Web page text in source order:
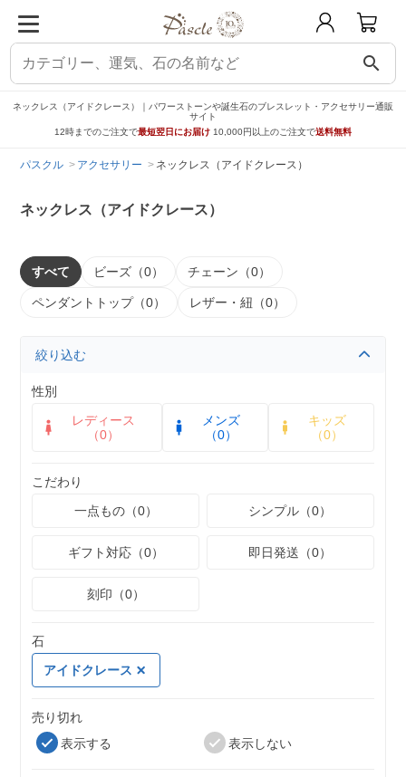
search
ネックレス（アイドクレース）｜パワーストーンや誕生石のブレスレット・アクセサリー通販
サイト
12時までのご注文で最短翌日にお届け 10,000円以上のご注文で送料無料
パスクル アクセサリー ネックレス（アイドクレース）
ネックレス（アイドクレース）
すべて ビーズ（0） チェーン（0）
ペンダントトップ（0） レザー・紐（0）
絞り込む
性別
レディース
（0）
メンズ
（0）
キッズ
（0）
こだわり
一点もの（0）
シンプル（0）
ギフト対応（0） 即日発送（0）
刻印（0）
石
アイドクレース
売り切れ
表示する
表示しない